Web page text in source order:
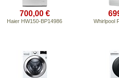
700,00 €
Haier HW150-BP14986 Whirlpool